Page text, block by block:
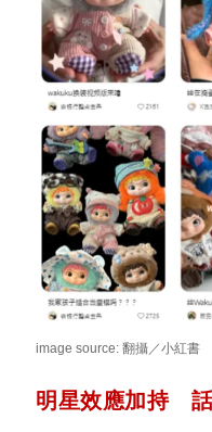
image source: 翻攝／小紅書
明星效應加持 話